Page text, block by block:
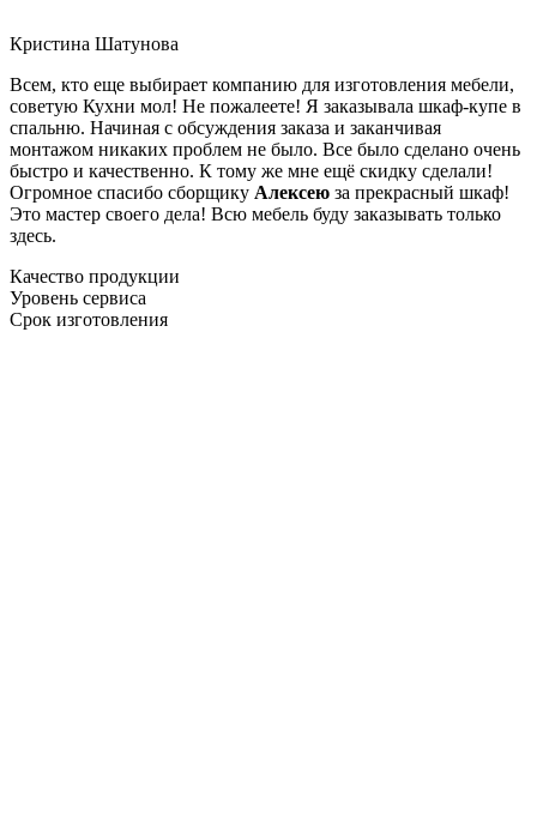
Кристина Шатунова
Всем, кто еще выбирает компанию для изготовления мебели,
советую Кухни мол! Не пожалеете! Я заказывала шкаф-купе в
спальню. Начиная с обсуждения заказа и заканчивая
монтажом никаких проблем не было. Все было сделано очень
быстро и качественно. К тому же мне ещё скидку сделали!
Огромное спасибо сборщику Алексею за прекрасный шкаф!
Это мастер своего дела! Всю мебель буду заказывать только
здесь.
Качество продукции
Уровень сервиса
Срок изготовления